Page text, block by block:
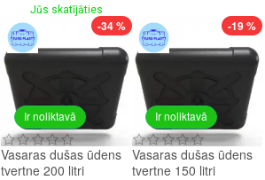
Jūs skatījāties
Ir noliktavā
-34 %
Vasaras dušas ūdens
tvertne 200 litri
Ir noliktavā
-19 %
Vasaras dušas ūdens
tvertne 150 litri